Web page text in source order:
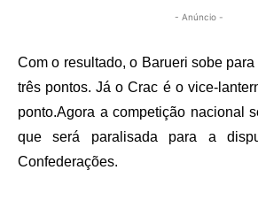
- Anúncio -
Com o resultado, o Barueri sobe
três pontos. Já o Crac é o vice-
ponto.Agora a competição nacional
que será paralisada para a
Confederações.